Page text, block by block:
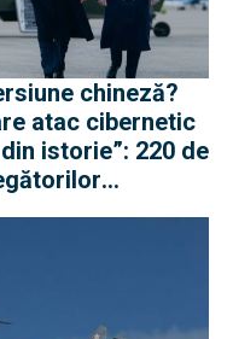
chineză?
atac cibernetic
istorie”: 220 de